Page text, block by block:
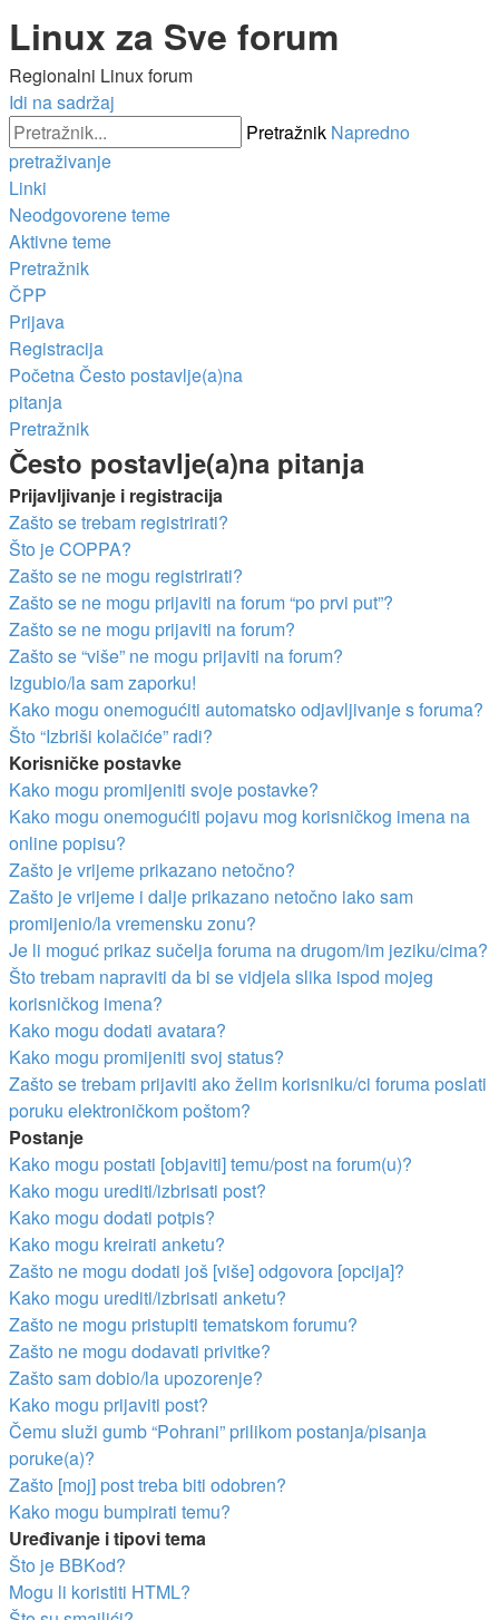
Linux za Sve forum
Regionalni Linux forum
Idi na sadržaj
Pretražnik Napredno
pretraživanje
Linki
Neodgovorene teme
Aktivne teme
Pretražnik
ČPP
Prijava
Registracija
PočetnaČesto postavlje(a)na
pitanja
Pretražnik
Često postavlje(a)na pitanja
Prijavljivanje i registracija
Zašto se trebam registrirati?
Što je COPPA?
Zašto se ne mogu registrirati?
Zašto se ne mogu prijaviti na forum “po prvi put”?
Zašto se ne mogu prijaviti na forum?
Zašto se “više” ne mogu prijaviti na forum?
Izgubio/la sam zaporku!
Kako mogu onemogućiti automatsko odjavljivanje s foruma?
Što “Izbriši kolačiće” radi?
Korisničke postavke
Kako mogu promijeniti svoje postavke?
Kako mogu onemogućiti pojavu mog korisničkog imena na
online popisu?
Zašto je vrijeme prikazano netočno?
Zašto je vrijeme i dalje prikazano netočno iako sam
promijenio/la vremensku zonu?
Je li moguć prikaz sučelja foruma na drugom/im jeziku/cima?
Što trebam napraviti da bi se vidjela slika ispod mojeg
korisničkog imena?
Kako mogu dodati avatara?
Kako mogu promijeniti svoj status?
Zašto se trebam prijaviti ako želim korisniku/ci foruma poslati
poruku elektroničkom poštom?
Postanje
Kako mogu postati [objaviti] temu/post na forum(u)?
Kako mogu urediti/izbrisati post?
Kako mogu dodati potpis?
Kako mogu kreirati anketu?
Zašto ne mogu dodati još [više] odgovora [opcija]?
Kako mogu urediti/izbrisati anketu?
Zašto ne mogu pristupiti tematskom forumu?
Zašto ne mogu dodavati privitke?
Zašto sam dobio/la upozorenje?
Kako mogu prijaviti post?
Čemu služi gumb “Pohrani” prilikom postanja/pisanja
poruke(a)?
Zašto [moj] post treba biti odobren?
Kako mogu bumpirati temu?
Uređivanje i tipovi tema
Što je BBKod?
Mogu li koristiti HTML?